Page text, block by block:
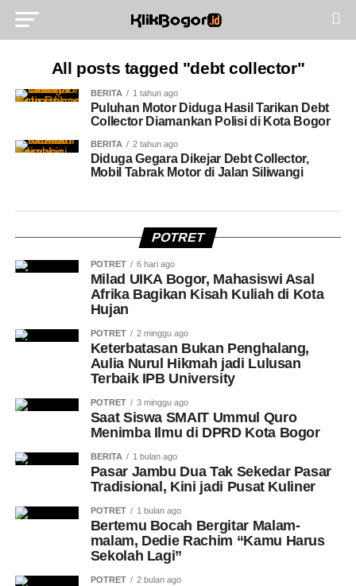
All posts tagged "debt collector"
BERITA 1 tahun ago
Puluhan Motor Diduga Hasil Tarikan Debt
Collector Diamankan Polisi di Kota Bogor
BERITA 2 tahun ago
Diduga Gegara Dikejar Debt Collector,
Mobil Tabrak Motor di Jalan Siliwangi
POTRET
POTRET 6 hari ago
Milad UIKA Bogor, Mahasiswi Asal
Afrika Bagikan Kisah Kuliah di Kota
Hujan
POTRET 2 minggu ago
Keterbatasan Bukan Penghalang,
Aulia Nurul Hikmah jadi Lulusan
Terbaik IPB University
POTRET 3 minggu ago
Saat Siswa SMAIT Ummul Quro
Menimba Ilmu di DPRD Kota Bogor
BERITA 1 bulan ago
Pasar Jambu Dua Tak Sekedar Pasar
Tradisional, Kini jadi Pusat Kuliner
POTRET 1 bulan ago
Bertemu Bocah Bergitar Malam-
malam, Dedie Rachim “Kamu Harus
Sekolah Lagi”
POTRET 2 bulan ago